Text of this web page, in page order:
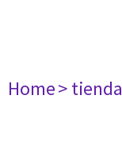
Home> tienda